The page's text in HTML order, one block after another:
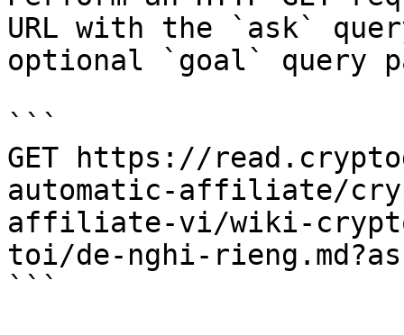
URL with the `ask`
optional `goal` query
```
GET https://
automatic-affiliate/
affiliate-vi/wiki-
toi/de-nghi-
```